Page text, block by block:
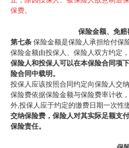
保费。
保险金额、免
第七条保险金额是保险人承担给付保
保险金额由投保人、保险人双方约定
保险人和投保人可以在本保险合同项
险合同中载明。
投保人应该按照合同约定向保险人交纳
保险费依据保险金额与保险费率计收
外,投保人应于约定的缴费日期一次性
交纳保险费，保险人对其实际足额支
保险责任。